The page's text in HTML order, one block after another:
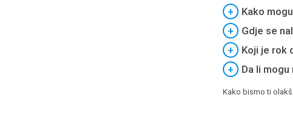
+
Kako
+
Gdje se
+
Koji je rok
+
Da li
Kako bismo ti